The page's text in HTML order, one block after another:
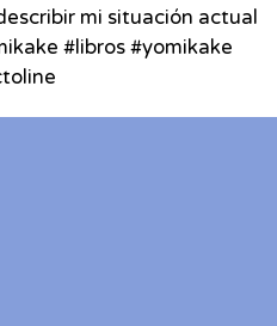
mi situación actual
#libros #yomikake